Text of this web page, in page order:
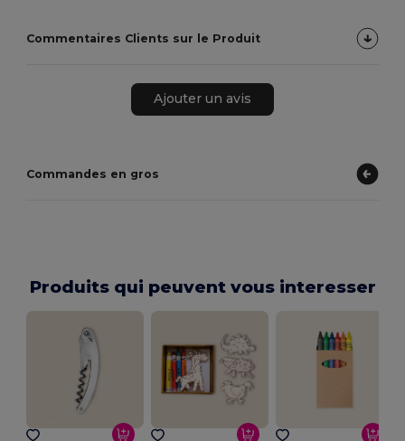
Commentaires Clients sur le Produit
Ajouter un avis
Commandes en gros
Produits qui peuvent vous interesser